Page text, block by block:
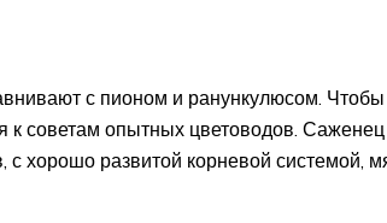
с пионом и ранункулюсом.
к советам опытных цветоводов.
с хорошо развитой корневой системой,